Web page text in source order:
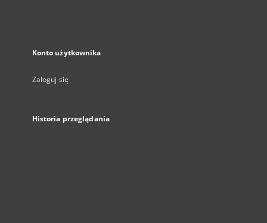
Konto użytkownika
Zaloguj się
Historia przeglądania